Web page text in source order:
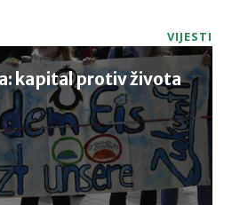
VIJESTI
kapital protiv života